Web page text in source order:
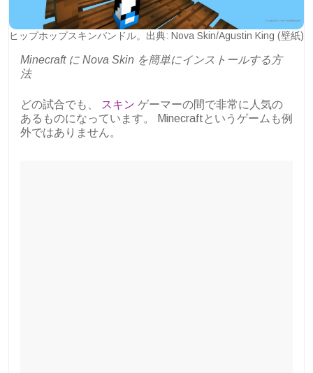
ヒップホップスキンバンドル。出典: Nova Skin/Agustin King (壁紙)
Minecraft に Nova Skin を簡単にインストールする方
法
どの試合でも、 スキン ゲーマーの間で非常に人気の
あるものになっています。 Minecraftというゲームも例
外ではありません。